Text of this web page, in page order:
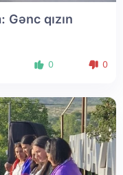
Gənc qızın
0 0